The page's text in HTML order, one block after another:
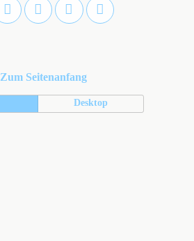
Zum Seitenanfang
Desktop